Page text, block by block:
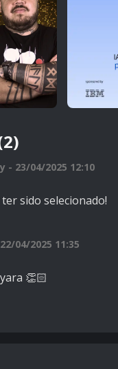
- 23/04/2025 12:10
sido selecionado!
04/2025 11:35
👏🏻